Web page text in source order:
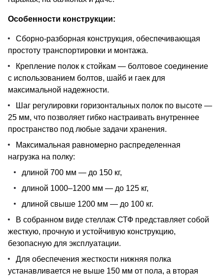
Особенности конструкции:
Сборно-разборная конструкция, обеспечивающая
простоту транспортировки и монтажа.
Крепление полок к стойкам — болтовое соединение
с использованием болтов, шайб и гаек для
максимальной надежности.
Шаг регулировки горизонтальных полок по высоте —
25 мм, что позволяет гибко настраивать внутреннее
пространство под любые задачи хранения.
Максимальная равномерно распределенная
нагрузка на полку:
длиной 700 мм — до 150 кг,
длиной 1000–1200 мм — до 125 кг,
длиной свыше 1200 мм — до 100 кг.
В собранном виде стеллаж СТФ представляет собой
жесткую, прочную и устойчивую конструкцию,
безопасную для эксплуатации.
Для обеспечения жесткости нижняя полка
устанавливается не выше 150 мм от пола, а вторая